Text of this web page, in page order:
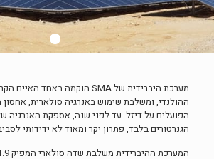
ההולנדי, ומשלבת שימוש באנרגיה סולארית, אחסון
הפועלים על דיזל. עד לפני שנה, אספקת
הגנרטורים בלבד, פתרון יקר ומאוד לא ידידותי